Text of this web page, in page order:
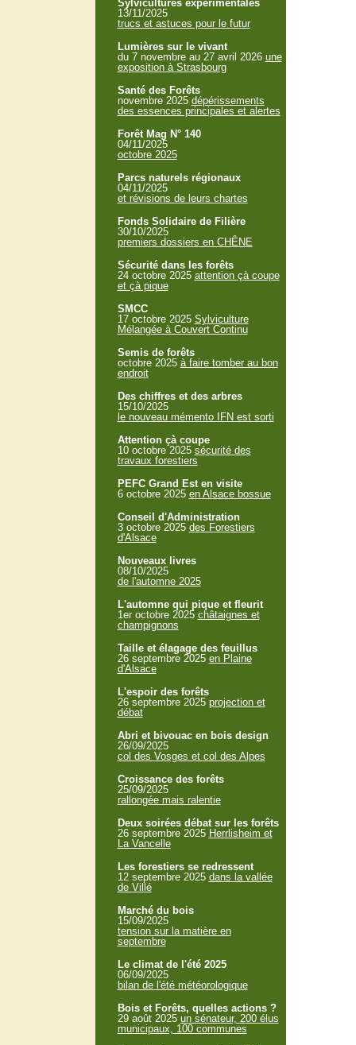
Sylvicultures expérimentales
13/11/2025
trucs et astuces pour le futur
Lumières sur le vivant
du 7 novembre au 27 avril 2026 une
exposition à Strasbourg
Santé des Forêts
novembre 2025 dépérissements
des essences principales et alertes
Forêt Mag N° 140
04/11/2025
octobre 2025
Parcs naturels régionaux
04/11/2025
et révisions de leurs chartes
Fonds Solidaire de Filière
30/10/2025
premiers dossiers en CHÊNE
Sécurité dans les forêts
24 octobre 2025 attention çà coupe
et çà pique
SMCC
17 octobre 2025 Sylviculture
Mélangée à Couvert Continu
Semis de forêts
octobre 2025 à faire tomber au bon
endroit
Des chiffres et des arbres
15/10/2025
le nouveau mémento IFN est sorti
Attention çà coupe
10 octobre 2025 sécurité des
travaux forestiers
PEFC Grand Est en visite
6 octobre 2025 en Alsace bossue
Conseil d'Administration
3 octobre 2025 des Forestiers
d'Alsace
Nouveaux livres
08/10/2025
de l'automne 2025
L'automne qui pique et fleurit
1er octobre 2025 châtaignes et
champignons
Taille et élagage des feuillus
26 septembre 2025 en Plaine
d'Alsace
L'espoir des forêts
26 septembre 2025 projection et
débat
Abri et bivouac en bois design
26/09/2025
col des Vosges et col des Alpes
Croissance des forêts
25/09/2025
rallongée mais ralentie
Deux soirées débat sur les forêts
26 septembre 2025 Herrlisheim et
La Vancelle
Les forestiers se redressent
12 septembre 2025 dans la vallée
de Villé
Marché du bois
15/09/2025
tension sur la matière en
septembre
Le climat de l'été 2025
06/09/2025
bilan de l'été météorologique
Bois et Forêts, quelles actions ?
29 août 2025 un sénateur, 200 élus
municipaux, 100 communes